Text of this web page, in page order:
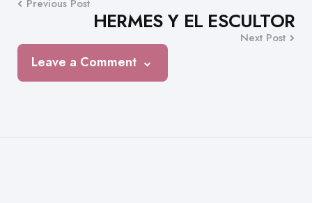
navigation
Previous Post
HERMES Y EL ESCULTOR
Next Post
Leave a Comment